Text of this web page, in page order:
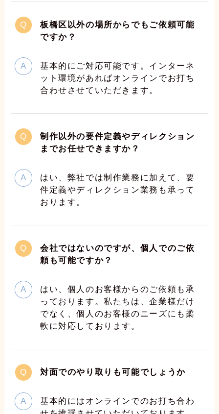
板橋区以外の場所からでもご依頼可能
ですか？
基本的にご対応可能です。インターネ
ット環境があればオンラインでお打ち
合わせさせていただきます。
制作以外の要件定義やディレクション
までお任せできますか？
はい、弊社では制作業務に加えて、要
件定義やディレクション業務も承って
おります。
会社ではないのですが、個人でのご依
頼も可能ですか？
はい、個人のお客様からのご依頼も承
っております。私たちは、企業様だけ
でなく、個人のお客様のニーズにも柔
軟に対応しております。
対面でのやり取りも可能でしょうか
基本的にはオンラインでのお打ち合わ